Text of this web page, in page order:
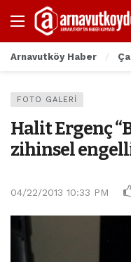
Arnavutköy Haber
FOTO GALERI
Halit Ergenç
zihinsel
04/22/2013 10:33 PM